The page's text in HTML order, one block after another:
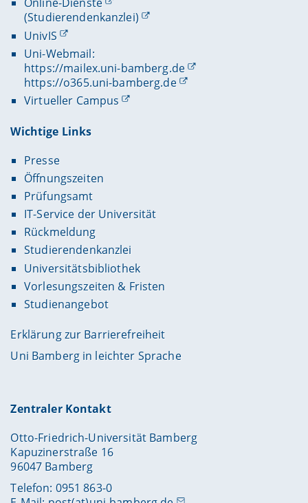
(Studierendenkanzlei)
UnivIS
Uni-Webmail:
https://mailex.uni-bamberg.de
https://o365.uni-bamberg.de
Virtueller Campus
Wichtige Links
Presse
Öffnungszeiten
Prüfungsamt
IT-Service der Universität
Rückmeldung
Studierendenkanzlei
Universitätsbibliothek
Vorlesungszeiten & Fristen
Studienangebot
Erklärung zur Barrierefreiheit
Uni Bamberg in leichter Sprache
Zentraler Kontakt
Otto-Friedrich-Universität Bamberg
Kapuzinerstraße 16
96047 Bamberg
Telefon: 0951 863-0